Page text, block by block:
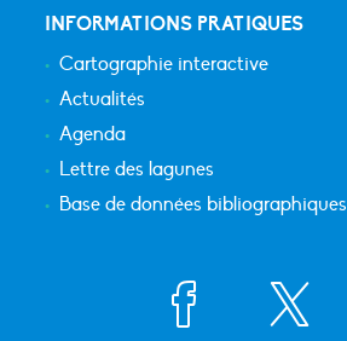
INFORMATIONS PRATIQUES
Cartographie interactive
Actualités
Agenda
Lettre des lagunes
Base de données bibliographiques